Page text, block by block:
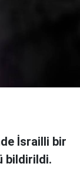
İsrailli bir
bildirildi.